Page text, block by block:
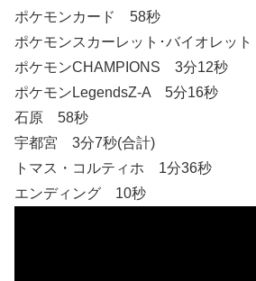
ポケモンカード 58秒
ポケモンスカーレット･バイオレッ
ポケモンCHAMPIONS 3分12秒
ポケモンLegendsZ-A 5分16秒
石原 58秒
宇都宮 3分7秒(合計)
トマス・コルティホ 1分36秒
エンディング 10秒